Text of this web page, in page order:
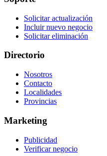
Solicitar actualización
Incluir nuevo negocio
Solicitar eliminación
Directorio
Nosotros
Contacto
Localidades
Provincias
Marketing
Publicidad
Verificar negocio